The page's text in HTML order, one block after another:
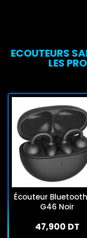
ECOUTEURS
LES
Écouteur
G46 Noir
47,900 DT